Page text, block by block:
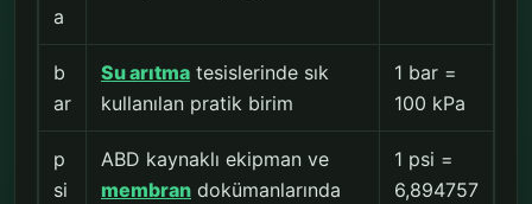
a
b
ar
Su arıtma tesislerinde sık
kullanılan pratik birim
1 bar =
100 kPa
p
si
ABD kaynaklı ekipman ve
membran dokümanlarında
1 psi =
6,894757